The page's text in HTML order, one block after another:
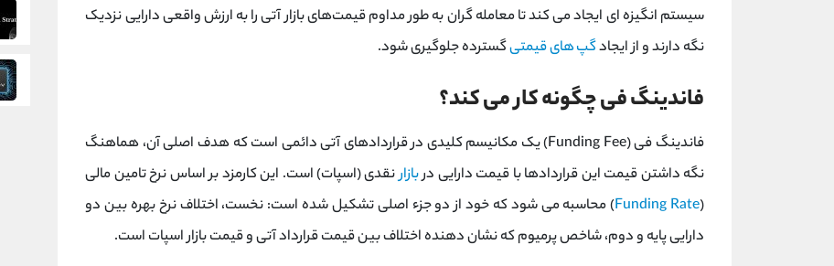
سیستم انگیزه ‌ای ایجاد می‌ کند تا معامله‌ گران به طور مداوم قیمت‌های بازار آتی را به ارزش واقعی دارایی نزدیک
نگه دارند و از ایجادگپ ‌های قیمتیگسترده جلوگیری شود.
فاندینگ فی چگونه کار می کند؟
فاندینگ فی (Funding Fee) یک مکانیسم کلیدی در قراردادهای آتی دائمی است که هدف اصلی آن، هماهنگ
نگه داشتن قیمت این قراردادها با قیمت دارایی دربازارنقدی (اسپات) است. این کارمزد بر اساس نرخ تامین مالی
(
Funding Rate) محاسبه می شود که خود از دو جزء اصلی تشکیل شده است: نخست، اختلاف نرخ بهره بین دو
دارایی پایه و دوم، شاخص پرمیوم که نشان دهنده اختلاف بین قیمت قرارداد آتی و قیمت بازار اسپات است.